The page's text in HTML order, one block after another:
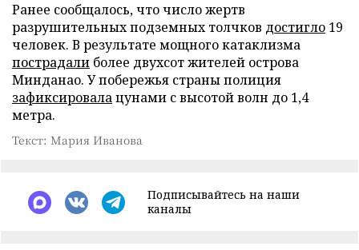
Ранее сообщалось, что число жертв
разрушительных подземных толчков достигло 19
человек. В результате мощного катаклизма
пострадали более двухсот жителей острова
Минданао. У побережья страны полиция
зафиксировалацунами с высотой волн до 1,4
метра.
Текст: Мария Иванова
Подписывайтесь на наши
каналы